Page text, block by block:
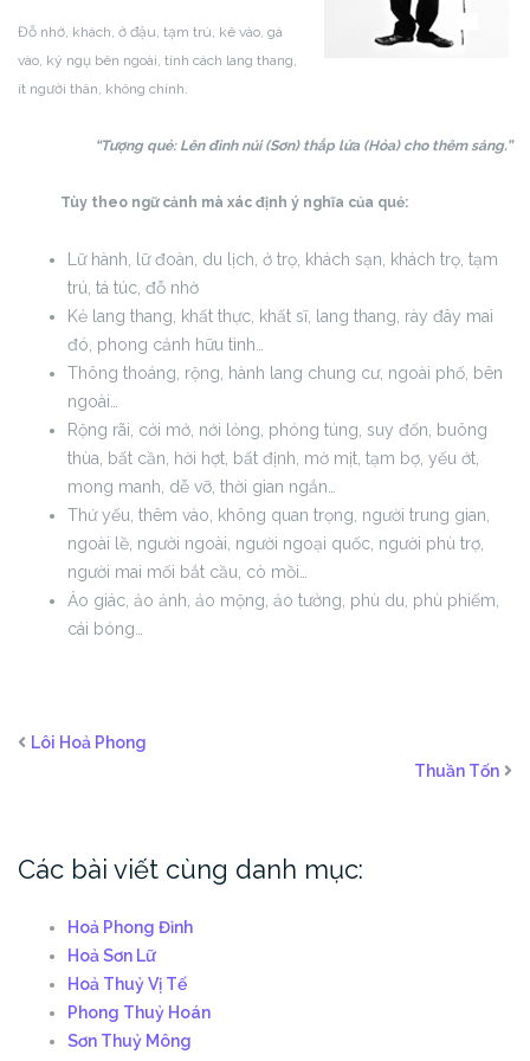
Đỗ nhờ, khách, ở đậu, tạm trú, kê vào, gá
vào, ký ngụ bên ngoài, tính cách lang thang,
ít người thân, không chính.
“Tượng quẻ: Lên đỉnh núi (Sơn) thắp lửa (Hỏa) cho thêm sáng.”
Tùy theo ngữ cảnh mà xác định ý nghĩa của quẻ:
Lữ hành, lữ đoàn, du lịch, ở trọ, khách sạn, khách trọ, tạm
trú, tá túc, đỗ nhờ
Kẻ lang thang, khất thực, khất sĩ, lang thang, rày đây mai
đó, phong cảnh hữu tình…
Thông thoáng, rộng, hành lang chung cư, ngoài phố, bên
ngoài…
Rộng rãi, cởi mở, nới lỏng, phóng túng, suy đốn, buông
thùa, bất cần, hời hợt, bất định, mờ mịt, tạm bợ, yếu ớt,
mong manh, dễ vỡ, thời gian ngắn…
Thứ yếu, thêm vào, không quan trọng, người trung gian,
ngoài lề, người ngoài, người ngoại quốc, người phù trợ,
người mai mối bắt cầu, cò mồi…
Ảo giác, ảo ảnh, ảo mộng, ảo tưởng, phù du, phù phiếm,
cái bóng…
Lôi Hoả Phong
Thuần Tốn
Các bài viết cùng danh mục:
Hoả Phong Đỉnh
Hoả Sơn Lữ
Hoả Thuỷ Vị Tế
Phong Thuỷ Hoán
Sơn Thuỷ Mông